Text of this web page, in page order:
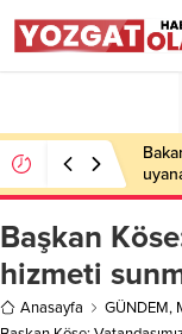
Başkan
hizmeti
Anasayfa GÜNDEM,